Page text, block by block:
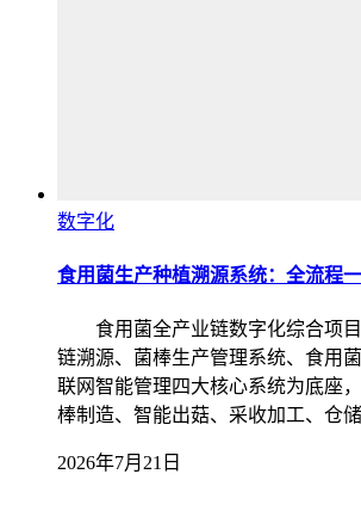
数字化
食用菌生产种植溯源系统：全流程
食用菌全产业链数字化综合项目
链溯源、菌棒生产管理系统、食用
联网智能管理四大核心系统为底座
棒制造、智能出菇、采收加工、仓
2026年7月21日